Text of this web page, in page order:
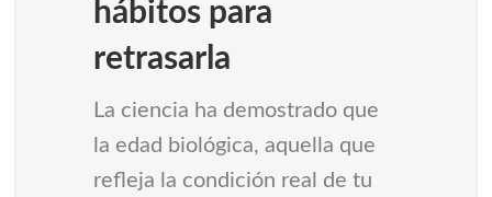
hábitos para
retrasarla
La ciencia ha demostrado que
la edad biológica, aquella que
refleja la condición real de tu